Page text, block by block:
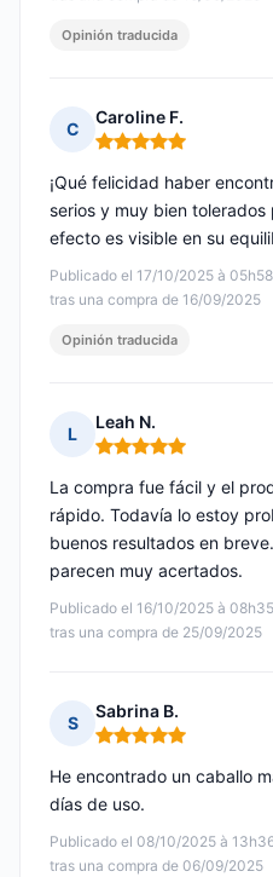
Opinión traducida
C
Caroline F.
Nota: 5 de 5
Publicado el 17/10/2025 à 05h58
tras una compra de 16/09/2025
¡Qué felicidad haber
serios y muy bien tolerados
efecto es visible en su
Opinión traducida
L
Leah N.
Nota: 5 de 5
Publicado el 16/10/2025 à 08h35
tras una compra de 25/09/2025
La compra fue fácil y el
rápido. Todavía lo estoy
buenos resultados en
parecen muy acertados.
S
Sabrina B.
Nota: 5 de 5
Publicado el 08/10/2025 à
tras una compra de 06/09/2025
He encontrado un caballo
días de uso.